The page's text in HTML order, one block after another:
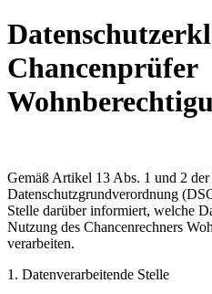
Chancenprüfer
Gemäß Artikel 13 Abs. 1 und 2
Datenschutzgrundverordnung
Stelle darüber informiert, welche
Nutzung des Chancenrechners
verarbeiten.
1. Datenverarbeitende Stelle